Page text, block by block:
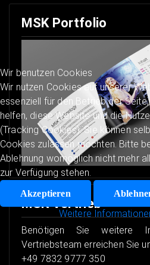
MSK Portfolio
MSK Vertrieb
Benötigen Sie weitere
Vertriebsteam erreichen Sie
+49 7832 9777 350
Wir benutzen Cookies
Wir nutzen Cookies auf unserer
essenziell für den Betrieb der
helfen, diese Website und die
(Tracking Cookies). Sie können
Cookies zulassen möchten. Bitte
Ablehnung womöglich nicht mehr
zur Verfügung stehen.
Akzeptieren
Weitere